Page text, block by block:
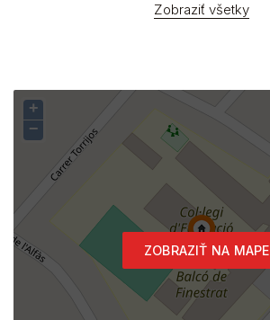
Zobraziť všetky
ZOBRAZIŤ NA MAPE
+
−